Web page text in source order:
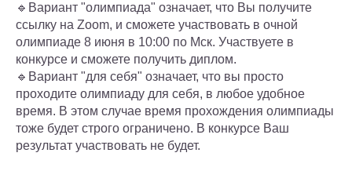
🔹Вариант "олимпиада" означает, что Вы получите
ссылку на Zoom, и сможете участвовать в очной
олимпиаде 8 июня в 10:00 по Мск. Участвуете в
конкурсе и сможете получить диплом.
🔹Вариант "для себя" означает, что вы просто
проходите олимпиаду для себя, в любое удобное
время. В этом случае время прохождения олимпиады
тоже будет строго ограничено. В конкурсе Ваш
результат участвовать не будет.